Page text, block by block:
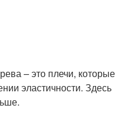
– это плечи, которые
эластичности. Здесь